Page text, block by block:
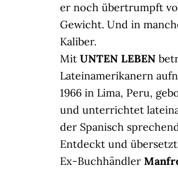
er noch übertrumpft
Gewicht. Und in
Kaliber.
Mit UNTEN LEBEN
Lateinamerikanern
1966 in Lima, Peru,
und unterrichtet
der Spanisch
Entdeckt und
Ex-Buchhändler